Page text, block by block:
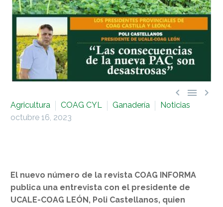
  
Agricultura COAG CYL Ganadería
Noticias
octubre 16, 2023
El nuevo número de la revista COAG INFORMA
publica una entrevista con el presidente de
UCALE-COAG LEÓN, Poli Castellanos, quien